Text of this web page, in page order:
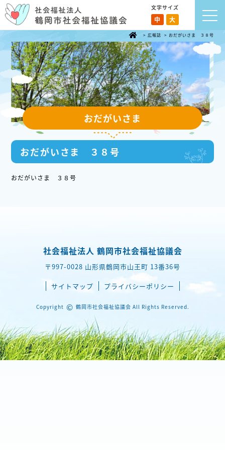
文字サイズ
中 大
> 広報誌 > おだがいさま ３８号
おだがいさま
おだがいさま ３８号
おだがいさま ３８号
社会福祉法人 鶴岡市社会福祉協議会
〒997-0028 山形県鶴岡市山王町 13番36号
サイトマップ プライバシーポリシー
Copyright © 鶴岡市社会福祉協議会 All Rights Reserved.